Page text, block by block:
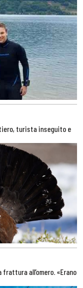
turista inseguito e
all’omero. «Erano